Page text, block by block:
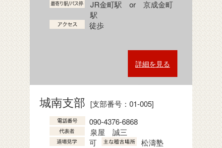
JR金町駅 or 京成金町
駅
徒歩
詳細を見る
城南支部 [支部番号：01-005]
090-4376-6868
泉屋 誠三
可
松濤塾